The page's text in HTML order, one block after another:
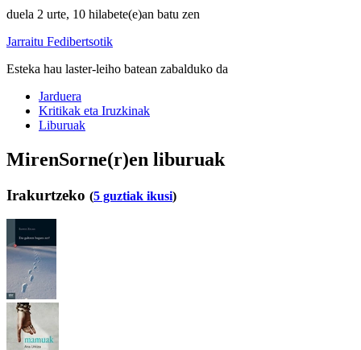
duela 2 urte, 10 hilabete(e)an batu zen
Jarraitu Fedibertsotik
Esteka hau laster-leiho batean zabalduko da
Jarduera
Kritikak eta Iruzkinak
Liburuak
MirenSorne(r)en liburuak
Irakurtzeko (5 guztiak ikusi)